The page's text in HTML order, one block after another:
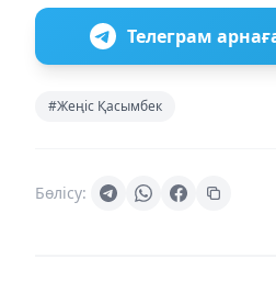
Телеграм
#Жеңіс Қасымбек
Бөлісу: